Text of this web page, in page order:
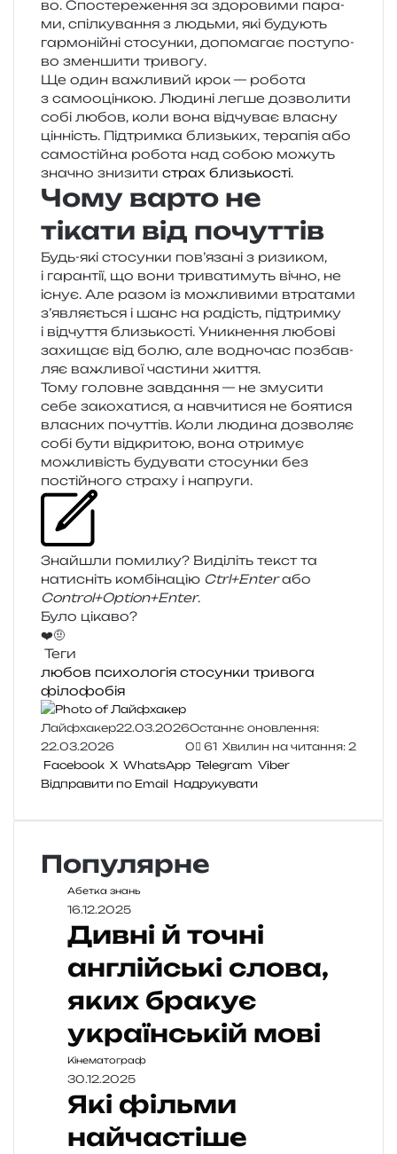
во. Спостереження за здо­ро­ви­ми пара­
ми, спіл­ку­ва­н­ня з людьми, які буду­ють
гар­мо­ній­ні сто­сун­ки, допо­ма­гає посту­по­
во змен­ши­ти тривогу.
Ще один важли­вий крок — робо­та
з само­оцін­кою. Людині легше дозво­ли­ти
собі любов, коли вона від­чу­ває вла­сну
цін­ність. Підтримка близь­ких, тера­пія або
само­стій­на робо­та над собою можуть
зна­чно зни­зи­ти страх близькості.
Чому варто не
тікати від почуттів
Будь-які сто­сун­ки пов’язані з ризи­ком,
і гаран­тії, що вони три­ва­ти­муть вічно, не
існує. Але разом із можли­ви­ми втра­та­ми
з’являється і шанс на радість, під­трим­ку
і від­чу­т­тя близь­ко­сті. Уникнення любо­ві
захи­щає від болю, але водно­час позбав­
ляє важли­вої части­ни життя.
Тому голов­не зав­да­н­ня — не зму­си­ти
себе зако­ха­ти­ся, а навчи­ти­ся не боя­ти­ся
вла­сних почут­тів. Коли люди­на дозво­ляє
собі бути від­кри­тою, вона отри­мує
можли­вість буду­ва­ти сто­сун­ки без
постій­но­го стра­ху і напруги.
Знайшли помил­ку? Виділіть текст та
нати­сніть ком­бі­на­цію Ctrl+Enterабо
Control+Option+Enter.
Було цікаво?
❤️🤨
Теги
любов психологія стосунки тривога
філофобія
Лайфхакер22.03.2026Останнє оновлення:
22.03.2026
0 61 Хвилин на читання: 2
Facebook X WhatsApp Telegram Viber
Відправити по Email Надрукувати
Популярне
Абетка знань
16.12.2025
Дивні й точні
англійські слова,
яких бракує
українській мові
Кінематограф
30.12.2025
Які фільми
найчастіше